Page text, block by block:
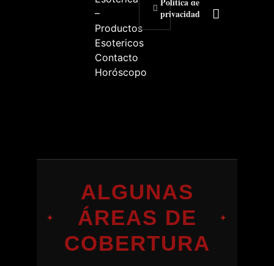
–
Productos
Esotericos
Contacto
Horóscopo
privacidad
✦
ALGUNAS
ÁREAS DE
COBERTURA
✦